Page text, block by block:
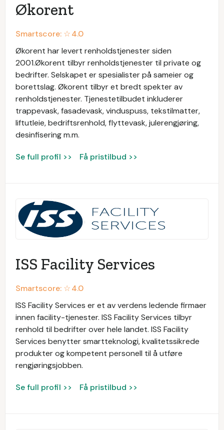
Økorent
Smartscore: ☆4.0
Økorent har levert renholdstjenester siden
2001.Økorent tilbyr renholdstjenester til private og
bedrifter. Selskapet er spesialister på sameier og
borettslag. Økorent tilbyr et bredt spekter av
renholdstjenester. Tjenestetilbudet inkluderer
trappevask, fasadevask, vinduspuss, tekstilmatter,
liftutleie, bedriftsrenhold, flyttevask, julerengjøring,
desinfisering m.m.
Se full profil >> Få pristilbud >>
ISS Facility Services
Smartscore: ☆4.0
ISS Facility Services er et av verdens ledende firmaer
innen facility-tjenester. ISS Facility Services tilbyr
renhold til bedrifter over hele landet. ISS Facility
Services benytter smartteknologi, kvalitetssikrede
produkter og kompetent personell til å utføre
rengjøringsjobben.
Se full profil >> Få pristilbud >>